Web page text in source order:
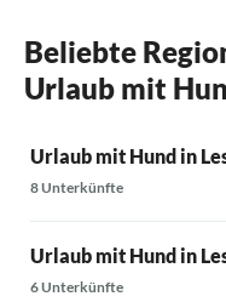
Beliebte
Urlaub mit
Urlaub mit Hund in
8 Unterkünfte
Urlaub mit Hund in
6 Unterkünfte